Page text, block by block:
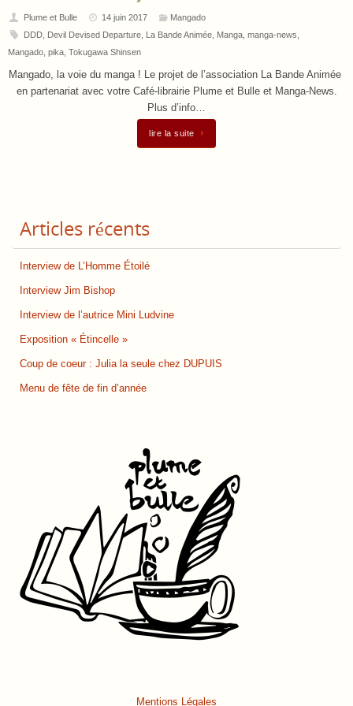
Plume et Bulle 14 juin 2017
Mangado
DDD, Devil Devised Departure, La Bande Animée, Manga, manga-news
Mangado pika Tokugawa Shinsen
Mangado, la voie du manga ! Le projet de l’association La Bande Animée
en partenariat avec votre Café-librairie Plume et Bulle et Manga-News.
Plus d’info…
lire la suite
Articles récents
Interview de L’Homme Étoilé
Interview Jim Bishop
Interview de l’autrice Mini Ludvine
Exposition « Étincelle »
Coup de coeur : Julia la seule chez DUPUIS
Menu de fête de fin d’année
Mentions Légales